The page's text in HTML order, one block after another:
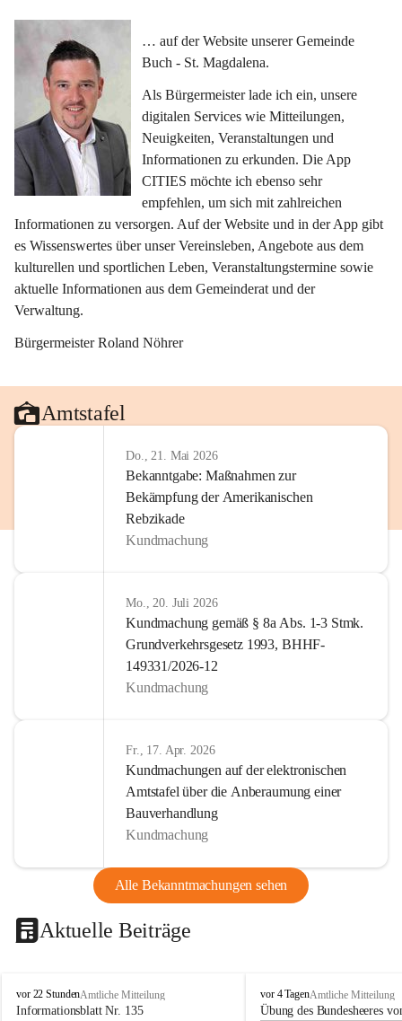
… auf der Website unserer Gemeinde
Buch - St. Magdalena.
Als Bürgermeister lade ich ein, unsere
digitalen Services wie Mitteilungen,
Neuigkeiten, Veranstaltungen und
Informationen zu erkunden. Die App
CITIES möchte ich ebenso sehr
empfehlen, um sich mit zahlreichen
Informationen zu versorgen. Auf der Website und in der App gibt
es Wissenswertes über unser Vereinsleben, Angebote aus dem
kulturellen und sportlichen Leben, Veranstaltungstermine sowie
aktuelle Informationen aus dem Gemeinderat und der
Verwaltung.
Bürgermeister Roland Nöhrer
Amtstafel
Do., 21. Mai 2026
Bekanntgabe: Maßnahmen zur
Bekämpfung der Amerikanischen
Rebzikade
Kundmachung
Mo., 20. Juli 2026
Kundmachung gemäß § 8a Abs. 1-3 Stmk.
Grundverkehrsgesetz 1993, BHHF-
149331/2026-12
Kundmachung
Fr., 17. Apr. 2026
Kundmachungen auf der elektronischen
Amtstafel über die Anberaumung einer
Bauverhandlung
Kundmachung
Alle Bekanntmachungen sehen
Aktuelle Beiträge
B
u
vor 22 StundenAmtliche Mitteilung
Informationsblatt Nr. 135
B
u
vor 4 TagenAmtliche Mitteilung
Übung des Bundesheeres